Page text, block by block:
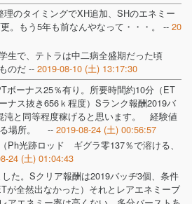
のタイミングでXH追加、SHのエネミー
。もう5年も前なんやなって・・・。 -- 20
生で、テトラは中二病全盛期だった頃
のだ -- 2019-08-10 (土) 13:17:30
ボーナス25％有り。所要時間約10分（ET
ナス抜き656ｋ程度）Sランク報酬2019バ
と同等程度稼げると思います。 経験値
る場所。 -- 2019-08-24 (土) 00:56:57
光跡ロッド ギグラ零137％で溶ける、
24 (土) 01:04:43
た。Sクリア報酬は2019バッヂ3個、条件
が全然出なかった）それとレアエネミーブ